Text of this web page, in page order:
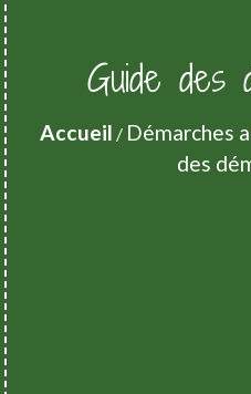
Guide des
Accueil / Démarches
des